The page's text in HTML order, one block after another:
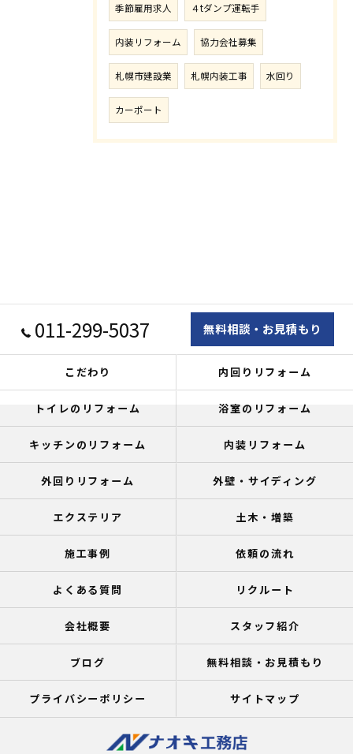
季節雇用求人 ４tダンプ運転手
内装リフォーム 協力会社募集
札幌市建設業 札幌内装工事 水回り
カーポート
011-299-5037 無料相談・お見積もり
こだわり 内回りリフォーム
トイレのリフォーム 浴室のリフォーム
キッチンのリフォーム 内装リフォーム
外回りリフォーム 外壁・サイディング
エクステリア 土木・増築
施工事例 依頼の流れ
よくある質問 リクルート
会社概要 スタッフ紹介
ブログ 無料相談・お見積もり
プライバシーポリシー サイトマップ